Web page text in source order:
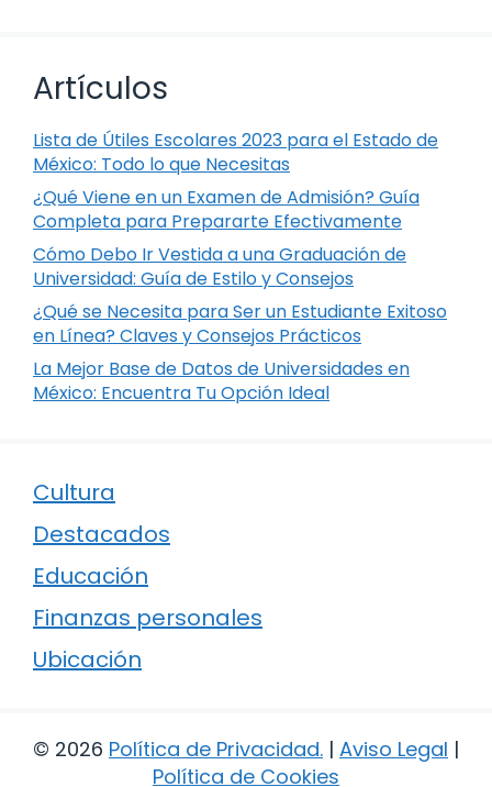
Artículos
Lista de Útiles Escolares 2023 para el Estado de
México: Todo lo que Necesitas
¿Qué Viene en un Examen de Admisión? Guía
Completa para Prepararte Efectivamente
Cómo Debo Ir Vestida a una Graduación de
Universidad: Guía de Estilo y Consejos
¿Qué se Necesita para Ser un Estudiante Exitoso
en Línea? Claves y Consejos Prácticos
La Mejor Base de Datos de Universidades en
México: Encuentra Tu Opción Ideal
Cultura
Destacados
Educación
Finanzas personales
Ubicación
© 2026 Política de Privacidad. | Aviso Legal |
Política de Cookies